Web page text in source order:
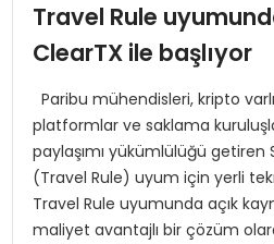
TANYER YAPI ZEMIN
TOROSLAR’DA PAZAR
Travel Rule
ClearTX ile başlıyor
Paribu mühendisleri, kripto
platformlar ve saklama
paylaşımı yükümlülüğü getiren
(Travel Rule) uyum için yerli
Travel Rule uyumunda açık
maliyet avantajlı bir çözüm